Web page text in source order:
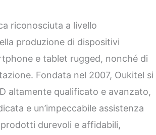
riconosciuta a livello
produzione di dispositivi
e tablet rugged, nonché di
Fondata nel 2007, Oukitel si
altamente qualificato e avanzato,
e un’impeccabile assistenza
durevoli e affidabili,